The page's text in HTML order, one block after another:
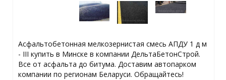
Асфальтобетонная мелкозернистая смесь АПДУ 1 д м
- III купить в Минске в компании ДельтаБетонСтрой.
Все от асфальта до битума. Доставим автопарком
компании по регионам Беларуси. Обращайтесь!